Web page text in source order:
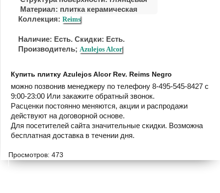
Материал: плитка керамическая
Коллекция: Reims
Наличие: Есть. Скидки: Есть.
Производитель; Azulejos Alcor
Купить плитку Azulejos Alcor Rev. Reims Negro
можно позвонив менеджеру по телефону 8-495-545-8427 с
9:00-23:00 Или закажите обратный звонок.
Расценки постоянно меняются, акции и распродажи
действуют на договорной основе.
Для посетителей сайта значительные скидки. Возможна
бесплатная доставка в течении дня.
Просмотров: 473